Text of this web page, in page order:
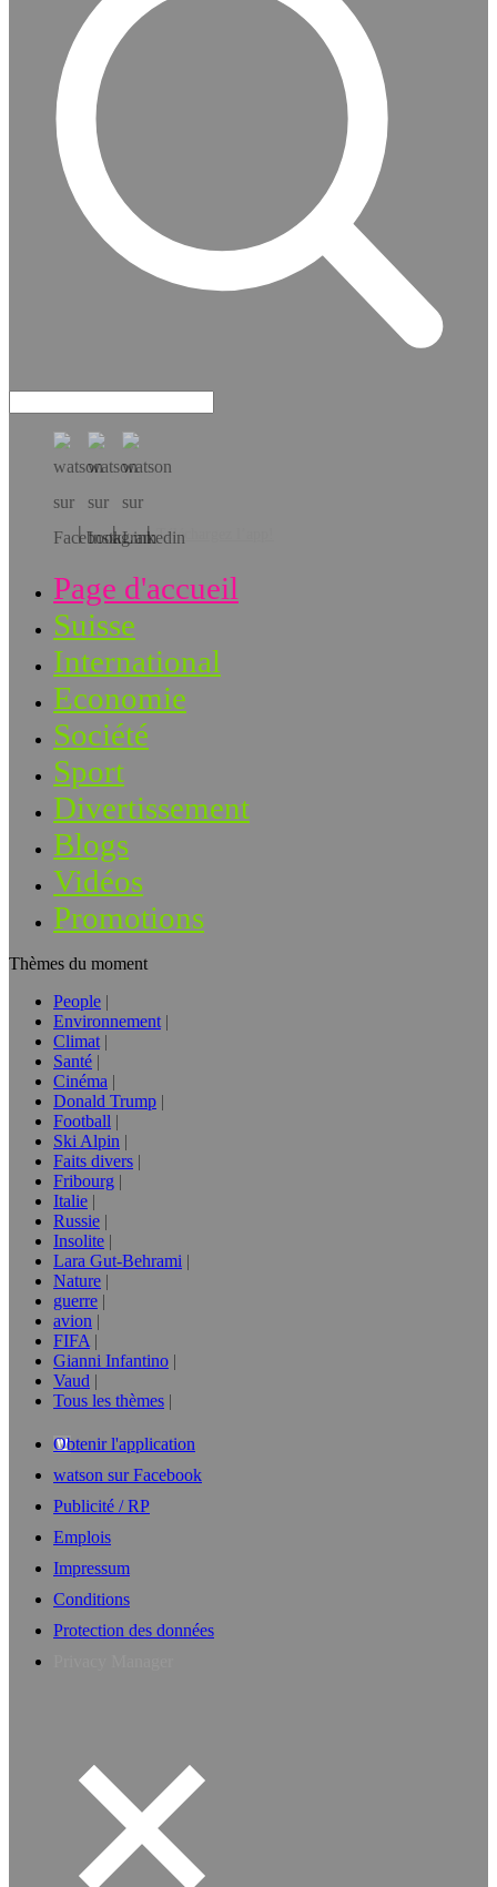
Téléchargez l’app!
Page d'accueil
Suisse
International
Economie
Société
Sport
Divertissement
Blogs
Vidéos
Promotions
Thèmes du moment
People
Environnement
Climat
Santé
Cinéma
Donald Trump
Football
Ski Alpin
Faits divers
Fribourg
Italie
Russie
Insolite
Lara Gut-Behrami
Nature
guerre
avion
FIFA
Gianni Infantino
Vaud
Tous les thèmes
Obtenir l'application
watson sur Facebook
Publicité / RP
Emplois
Impressum
Conditions
Protection des données